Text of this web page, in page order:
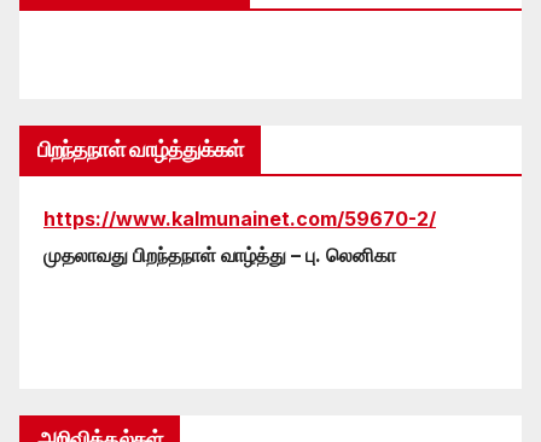
பிறந்தநாள் வாழ்த்துக்கள்
https://www.kalmunainet.com/59670-2/
முதலாவது பிறந்தநாள் வாழ்த்து – பு. லெனிகா